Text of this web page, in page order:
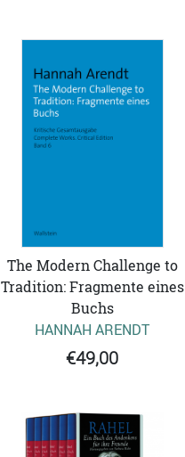
The Modern Challenge to
Tradition: Fragmente eines
Buchs
HANNAH ARENDT
€49,00